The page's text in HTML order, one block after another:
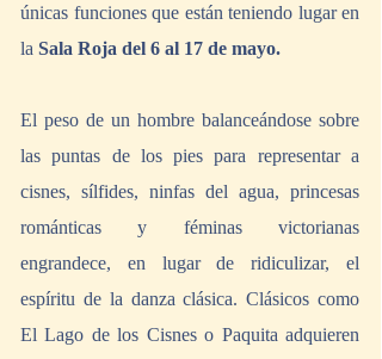
únicas funciones que están teniendo lugar en
la Sala Roja del 6 al 17 de mayo.
El peso de un hombre balanceándose sobre
las puntas de los pies para representar a
cisnes, sílfides, ninfas del agua, princesas
románticas y féminas victorianas
engrandece, en lugar de ridiculizar, el
espíritu de la danza clásica. Clásicos como
El Lago de los Cisnes o Paquita adquieren